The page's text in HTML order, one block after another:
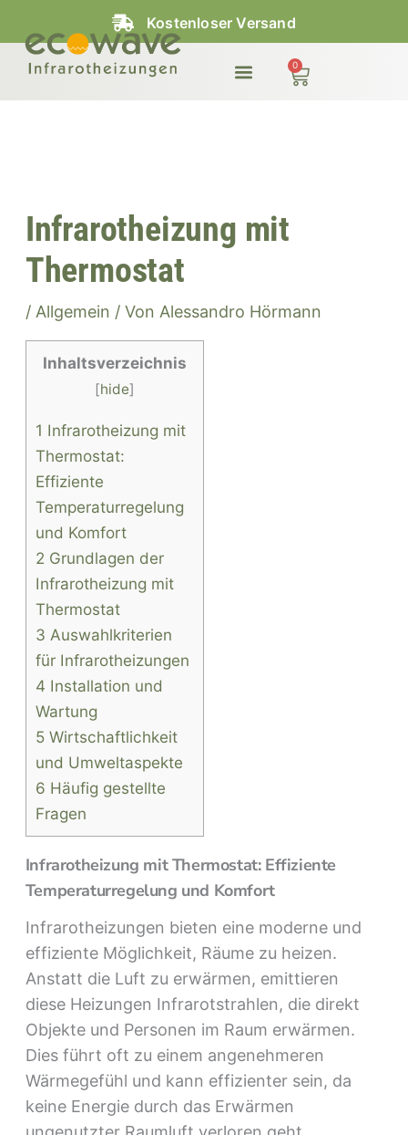
Inhalt
springen
Kostenloser Versand
0
Warenkorb
Infrarotheizung mit
Thermostat
/ Allgemein / Von Alessandro Hörmann
Inhaltsverzeichnis
[hide]
1 Infrarotheizung mit
Thermostat:
Effiziente
Temperaturregelung
und Komfort
2 Grundlagen der
Infrarotheizung mit
Thermostat
3 Auswahlkriterien
für Infrarotheizungen
4 Installation und
Wartung
5 Wirtschaftlichkeit
und Umweltaspekte
6 Häufig gestellte
Fragen
Infrarotheizung mit Thermostat: Effiziente
Temperaturregelung und Komfort
Infrarotheizungen bieten eine moderne und
effiziente Möglichkeit, Räume zu heizen.
Anstatt die Luft zu erwärmen, emittieren
diese Heizungen Infrarotstrahlen, die direkt
Objekte und Personen im Raum erwärmen.
Dies führt oft zu einem angenehmeren
Wärmegefühl und kann effizienter sein, da
keine Energie durch das Erwärmen